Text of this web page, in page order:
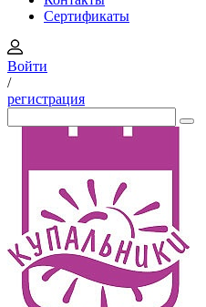
Сертификаты
Войти
/
регистрация